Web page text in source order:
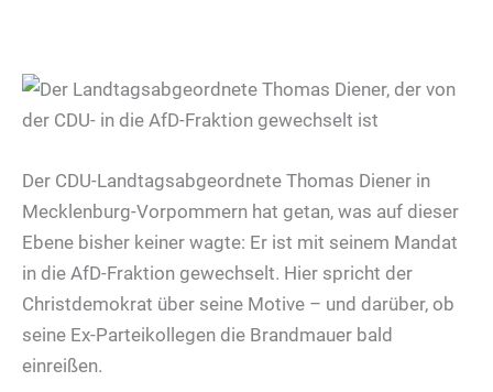
Der CDU-Landtagsabgeordnete Thomas Diener in
Mecklenburg-Vorpommern hat getan, was auf dieser
Ebene bisher keiner wagte: Er ist mit seinem Mandat
in die AfD-Fraktion gewechselt. Hier spricht der
Christdemokrat über seine Motive – und darüber, ob
seine Ex-Parteikollegen die Brandmauer bald
einreißen.